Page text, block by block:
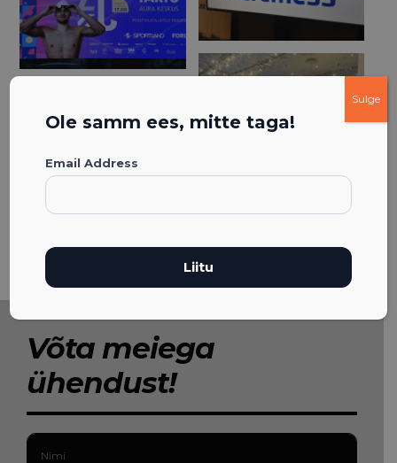
Võta meiega
ühendust!
Ole samm ees, mitte taga!
Email Address
Sulge